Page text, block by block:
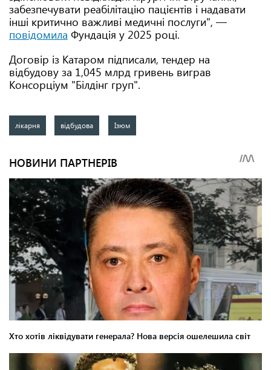
забезпечувати реабілітацію пацієнтів і надавати
інші критично важливі медичні послуги", —
повідомила Фундація у 2025 році.
Договір із Катаром підписали, тендер на
відбудову за 1,045 млрд гривень виграв
Консорціум "Білдінг груп".
лікарня відбудова Ізюм